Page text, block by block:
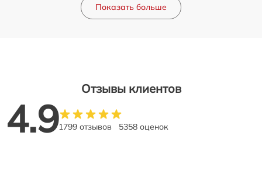
Показать больше
Отзывы клиентов
4.91799 отзывов 5358 оценок